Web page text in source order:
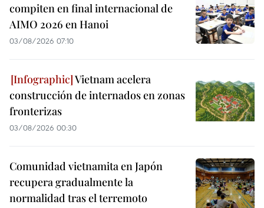
compiten en final internacional de
AIMO 2026 en Hanoi
03/08/2026 07:10
Vietnam acelera
construcción de internados en zonas
fronterizas
03/08/2026 00:30
Comunidad vietnamita en Japón
recupera gradualmente la
normalidad tras el terremoto